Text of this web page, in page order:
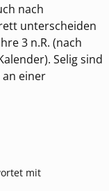
nach
unterscheiden
3 n.R. (nach
Selig sind
an einer
mit